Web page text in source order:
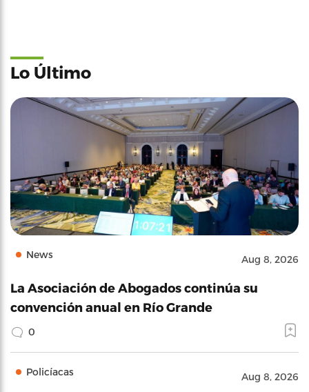
Lo Último
News Aug 8, 2026
La Asociación de Abogados continúa su
convención anual en Río Grande
0
Policíacas Aug 8, 2026